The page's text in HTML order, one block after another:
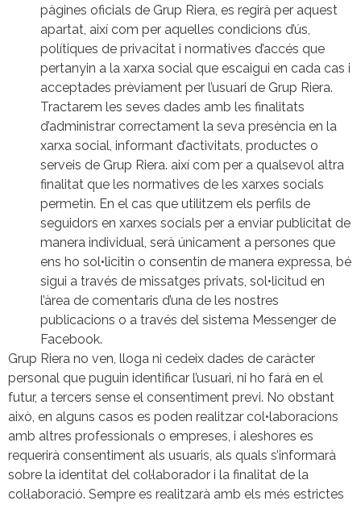
pàgines oficials de Grup Riera, es regirà per aquest
apartat, així com per aquelles condicions d’ús,
polítiques de privacitat i normatives d’accés que
pertanyin a la xarxa social que escaigui en cada cas i
acceptades prèviament per l’usuari de Grup Riera.
Tractarem les seves dades amb les finalitats
d’administrar correctament la seva presència en la
xarxa social, informant d’activitats, productes o
serveis de Grup Riera. així com per a qualsevol altra
finalitat que les normatives de les xarxes socials
permetin. En el cas que utilitzem els perfils de
seguidors en xarxes socials per a enviar publicitat de
manera individual, serà únicament a persones que
ens ho sol•licitin o consentin de manera expressa, bé
sigui a través de missatges privats, sol•licitud en
l’àrea de comentaris d’una de les nostres
publicacions o a través del sistema Messenger de
Facebook.
Grup Riera no ven, lloga ni cedeix dades de caràcter
personal que puguin identificar l’usuari, ni ho farà en el
futur, a tercers sense el consentiment previ. No obstant
això, en alguns casos es poden realitzar col•laboracions
amb altres professionals o empreses, i aleshores es
requerirà consentiment als usuaris, als quals s’informarà
sobre la identitat del col·laborador i la finalitat de la
col·laboració. Sempre es realitzarà amb els més estrictes